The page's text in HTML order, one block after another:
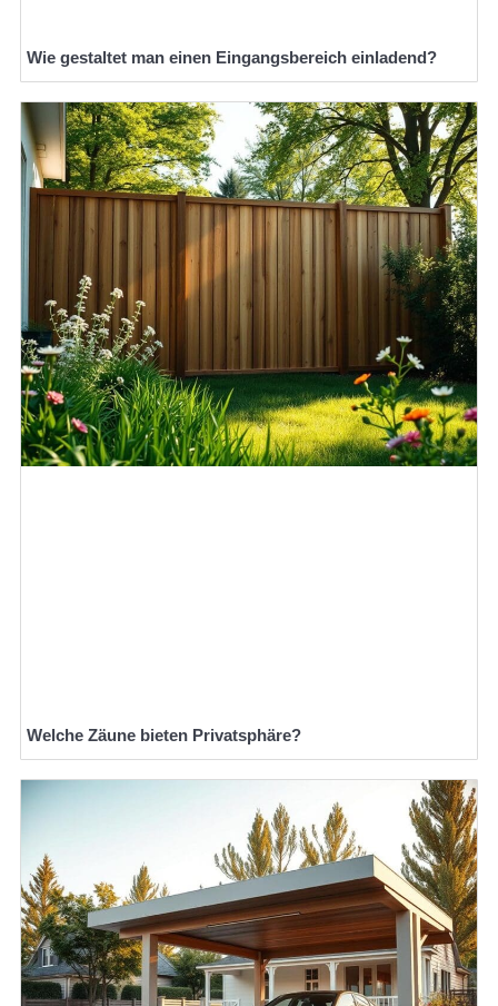
Wie gestaltet man einen Eingangsbereich einladend?
Welche Zäune bieten Privatsphäre?